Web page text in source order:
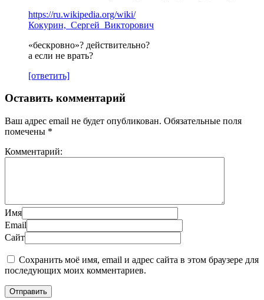
https://ru.wikipedia.org/wiki/
Кокурин,_Сергей_Викторович
«бескровно»? действительно?
а если не врать?
[ответить]
Оставить комментарий
Ваш адрес email не будет опубликован. Обязательные поля
помечены *
Комментарий:
Имя
Email
Сайт
Сохранить моё имя, email и адрес сайта в этом браузере для
последующих моих комментариев.